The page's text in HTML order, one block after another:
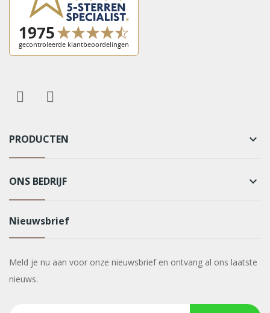
PRODUCTEN keyboard_arrow_down
ONS BEDRIJF keyboard_arrow_down
Nieuwsbrief
Meld je nu aan voor onze nieuwsbrief en ontvang al ons laatste
nieuws.